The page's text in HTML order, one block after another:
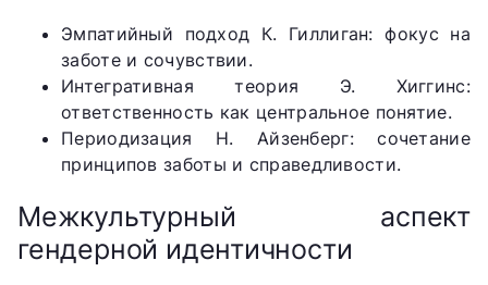
Эмпатийный подход К. Гиллиган: фокус на
заботе и сочувствии.
Интегративная теория Э. Хиггинс:
ответственность как центральное понятие.
Периодизация Н. Айзенберг: сочетание
принципов заботы и справедливости.
Межкультурный аспект
гендерной идентичности